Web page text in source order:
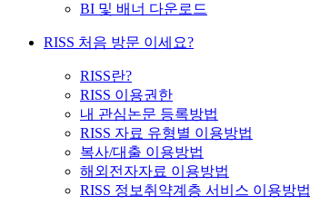
BI 및 배너 다운로드
RISS 처음 방문 이세요?
RISS란?
RISS 이용권한
내 관심논문 등록방법
RISS 자료 유형별 이용방법
복사/대출 이용방법
해외전자자료 이용방법
RISS 정보취약계층 서비스 이용방법